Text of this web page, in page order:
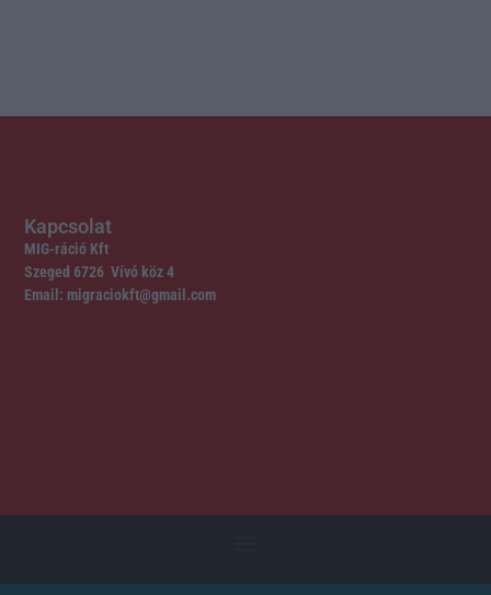
Kapcsolat
MIG-ráció Kft
Szeged 6726 Vívó köz 4
Email: migraciokft@gmail.com